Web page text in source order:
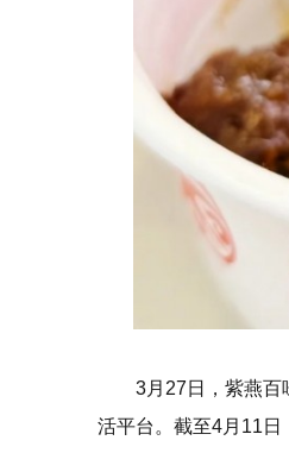
3月27日，紫燕百
活平台。截至4月11